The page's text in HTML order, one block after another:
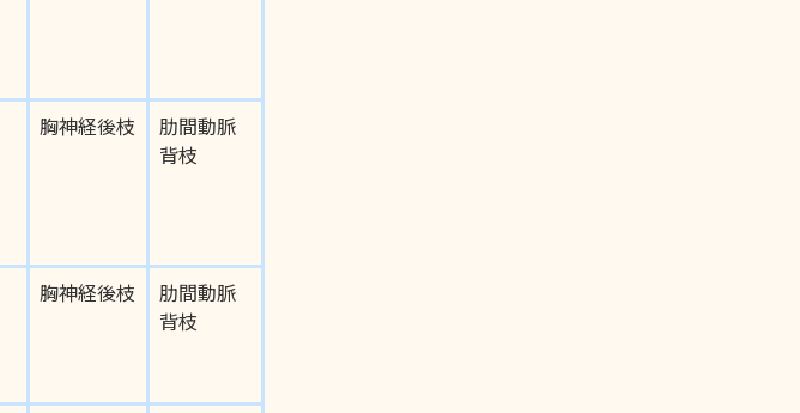
胸神経後枝
肋間動脈
背枝
胸神経後枝
肋間動脈
背枝